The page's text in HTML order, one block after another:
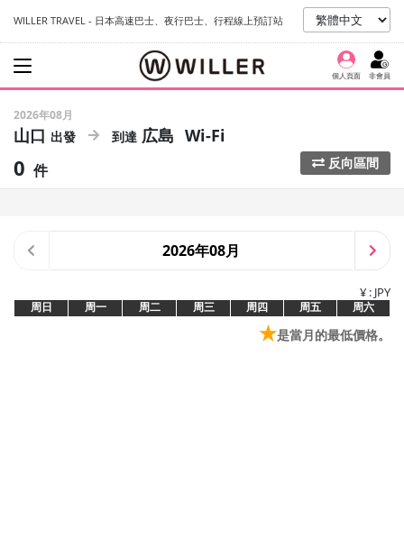
WILLER TRAVEL - 日本高速巴士、夜行巴士、行程線上預訂站
個人頁面 非會員
2026年08月
山口 広島 Wi-Fi
0 件 反向區間
2026年08月
¥ : JPY
周日 周一 周二 周三 周四 周五 周六
★是當月的最低價格。